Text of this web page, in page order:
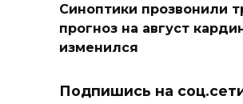
Синоптики прозвонили
прогноз на август
изменился
Подпишись на